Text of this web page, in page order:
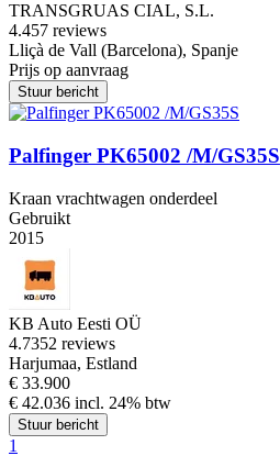
TRANSGRUAS CIAL, S.L.
4.457 reviews
Lliçà de Vall (Barcelona), Spanje
Prijs op aanvraag
Stuur bericht
Palfinger PK65002 /M/GS35S
Kraan vrachtwagen onderdeel
Gebruikt
2015
KB Auto Eesti OÜ
4.7352 reviews
Harjumaa, Estland
€ 33.900
€ 42.036 incl. 24% btw
Stuur bericht
1